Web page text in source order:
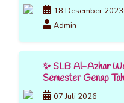
18 Desember 2023
Admin
✨ SLB Al-Azhar
Semester Genap
07 Juli 2026